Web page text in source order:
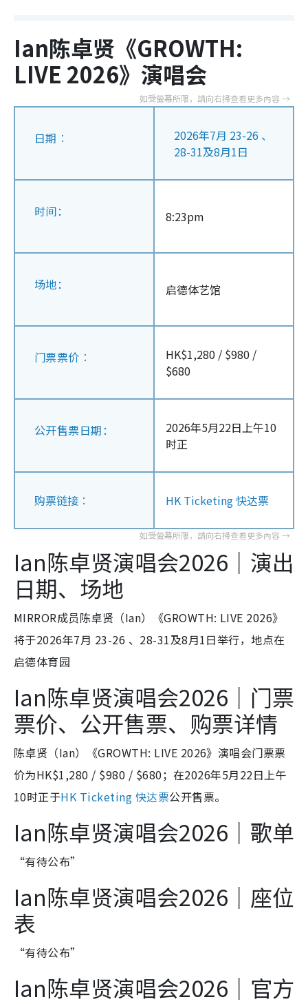
Ian陈卓贤《GROWTH:
LIVE 2026》演唱会
日期︰
2026年7月 23-26 、
28-31及8月1日
时间： 8:23pm
场地： 启德体艺馆
门票票价︰
HK$1,280 / $980 /
$680
公开售票日期：
2026年5月22日上午10
时正
购票链接︰ HK Ticketing 快达票
Ian陈卓贤演唱会2026｜演出
日期、场地
MIRROR成员陈卓贤（Ian）《GROWTH: LIVE 2026》
将于2026年7月 23-26 、28-31及8月1日举行，地点在
启德体育园
Ian陈卓贤演唱会2026｜门票
票价、公开售票、购票详情
陈卓贤（Ian）《GROWTH: LIVE 2026》演唱会门票票
价为HK$1,280 / $980 / $680；在2026年5月22日上午
10时正于HK Ticketing 快达票公开售票。
Ian陈卓贤演唱会2026｜歌单
“有待公布”
Ian陈卓贤演唱会2026｜座位
表
“有待公布”
Ian陈卓贤演唱会2026｜官方